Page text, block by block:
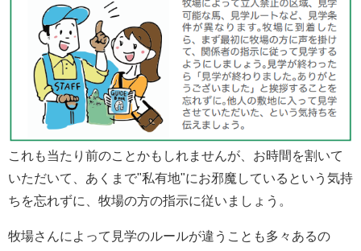
これも当たり前のことかもしれませんが、お時間を割いて
いただいて、あくまで"私有地"にお邪魔しているという気持
ちを忘れずに、牧場の方の指示に従いましょう。
牧場さんによって見学のルールが違うことも多々あるの